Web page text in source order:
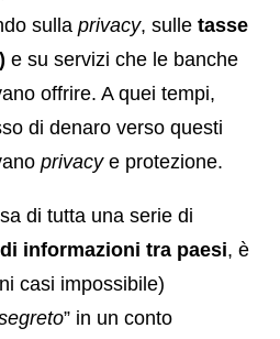
sulla privacy, sulle tasse
e su servizi che le banche
offrire. A quei tempi,
di denaro verso questi
privacye protezione.
di tutta una serie di
informazioni tra paesi, è
casi impossibile)
” in un conto